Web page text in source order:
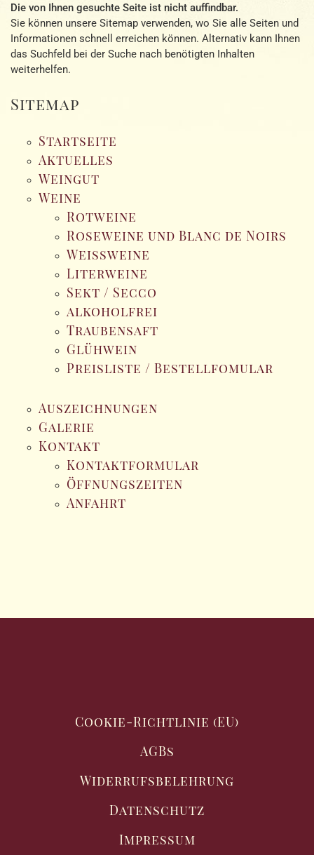
Die von Ihnen gesuchte Seite ist nicht auffindbar.
Sie können unsere Sitemap verwenden, wo Sie alle Seiten und
Informationen schnell erreichen können. Alternativ kann Ihnen
das Suchfeld bei der Suche nach benötigten Inhalten
weiterhelfen.
Sitemap
Startseite
Aktuelles
Weingut
Weine
Rotweine
Roseweine und Blanc de Noirs
Weissweine
Literweine
Sekt / Secco
alkoholfrei
Traubensaft
Glühwein
Preisliste / Bestellfomular
Auszeichnungen
Galerie
Kontakt
Kontaktformular
Öffnungszeiten
Anfahrt
Cookie-Richtlinie (EU)
AGBs
Widerrufsbelehrung
Datenschutz
Impressum